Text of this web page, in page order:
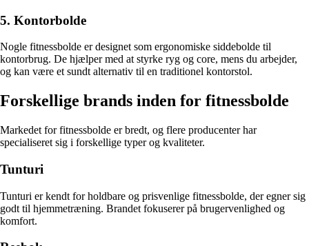
5. Kontorbolde
Nogle fitnessbolde er designet som ergonomiske siddebolde til
kontorbrug. De hjælper med at styrke ryg og core, mens du arbejder,
og kan være et sundt alternativ til en traditionel kontorstol.
Forskellige brands inden for fitnessbolde
Markedet for fitnessbolde er bredt, og flere producenter har
specialiseret sig i forskellige typer og kvaliteter.
Tunturi
Tunturi er kendt for holdbare og prisvenlige fitnessbolde, der egner sig
godt til hjemmetræning. Brandet fokuserer på brugervenlighed og
komfort.